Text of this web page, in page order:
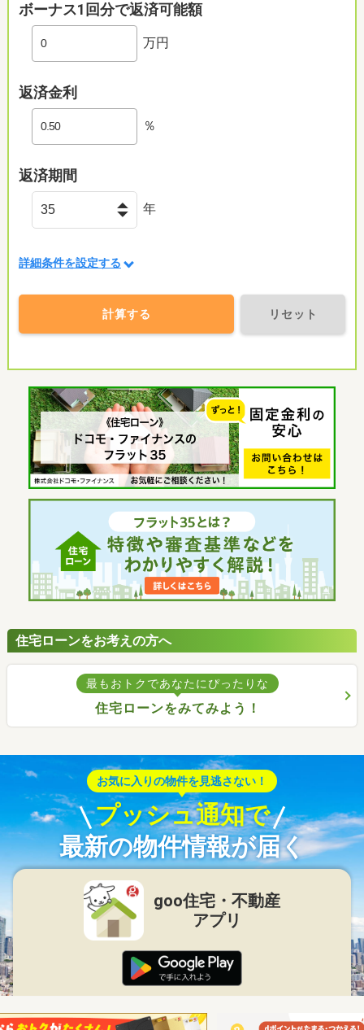
ボーナス1回分で返済可能額
万円
返済金利
％
返済期間
年
詳細条件を設定する
計算する リセット
住宅ローンをお考えの方へ
最もおトクであなたにぴったりな
住宅ローンをみてみよう！
お気に入りの物件を見逃さない！
プッシュ通知で
最新の物件情報が届く
goo住宅・不動産
アプリ